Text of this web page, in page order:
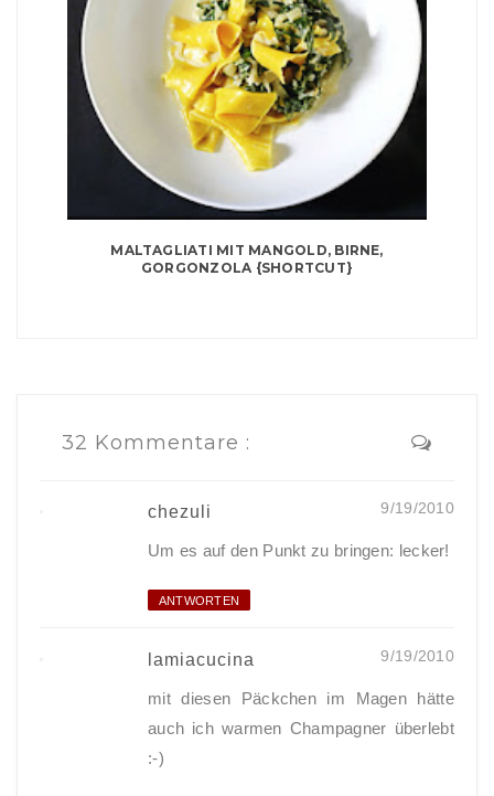
MALTAGLIATI MIT MANGOLD, BIRNE,
GORGONZOLA {SHORTCUT}
32 Kommentare :
chezuli 9/19/2010
Um es auf den Punkt zu bringen: lecker!
ANTWORTEN
lamiacucina 9/19/2010
mit diesen Päckchen im Magen hätte
auch ich warmen Champagner überlebt
:-)